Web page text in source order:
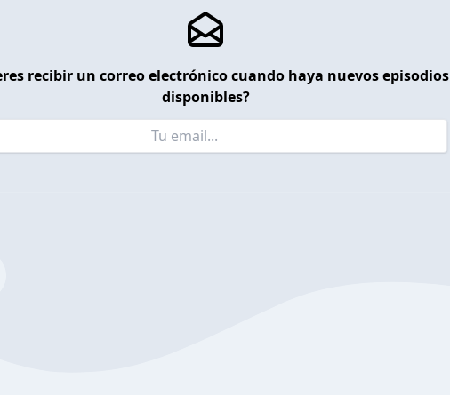
recibir un correo electrónico cuando haya nuevos episodios
disponibles?